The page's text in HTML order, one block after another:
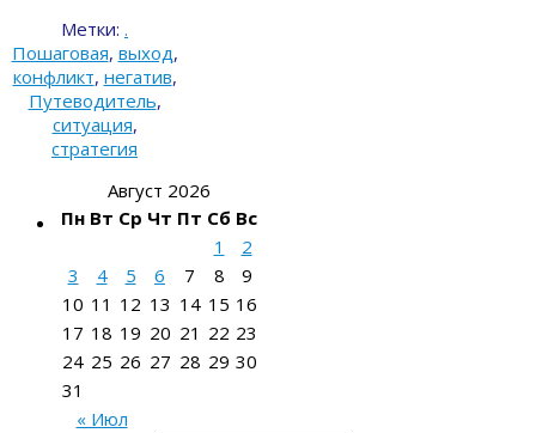
Метки: .
Пошаговая, выход,
конфликт, негатив,
Путеводитель,
ситуация,
стратегия
Август 2026
Пн Вт Ср Чт Пт Сб Вс
« Июл
1
2
3
4 5 6 7 8
9
10 11 12 13 14 15 16
17 18 19 20 21 22 23
24 25 26 27 28 29 30
31